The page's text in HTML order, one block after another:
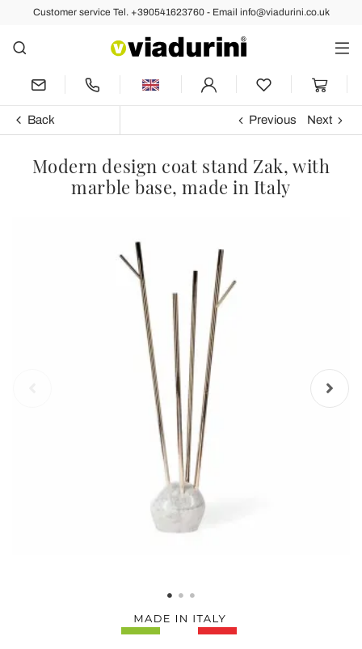
Customer service Tel. +390541623760 - Email info@viadurini.co.uk
Back Previous Next
Modern design coat stand Zak, with
marble base, made in Italy